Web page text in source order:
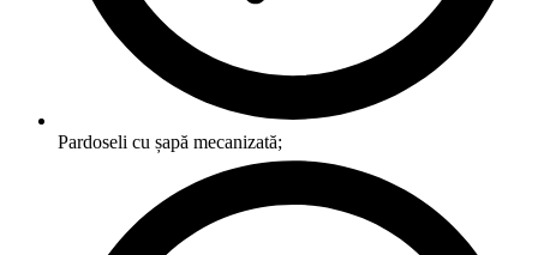
Pardoseli cu șapă mecanizată;